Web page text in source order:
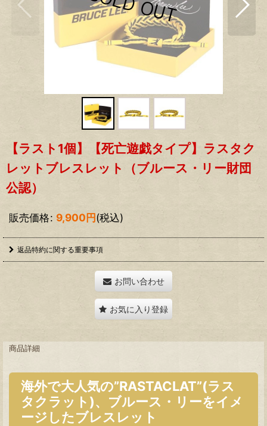
【ラスト1個】【死亡遊戯タイプ】ラスタク
レットブレスレット（ブルース・リー財団
公認）
販売価格: 9,900円(税込)
返品特約に関する重要事項
お問い合わせ
お気に入り登録
商品詳細
海外で大人気の”RASTACLAT”(ラス
タクラット)、ブルース・リーをイメ
ージしたブレスレット